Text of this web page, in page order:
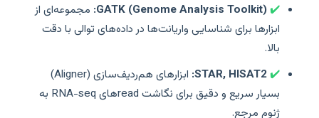
✔️
GATK (Genome Analysis Toolkit): مجموعه‌ای از
ابزارها برای شناسایی واریانت‌ها در داده‌های توالی‌ با دقت
بالا.
✔️
STAR, HISAT2:
ابزارهای هم‌ردیف‌سازی (Aligner)
بسیار سریع و دقیق برای نگاشت readهای RNA-seq به
ژنوم مرجع.